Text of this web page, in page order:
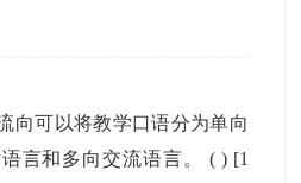
向可以将教学口语分为单向
言和多向交流语言。 ( ) [1